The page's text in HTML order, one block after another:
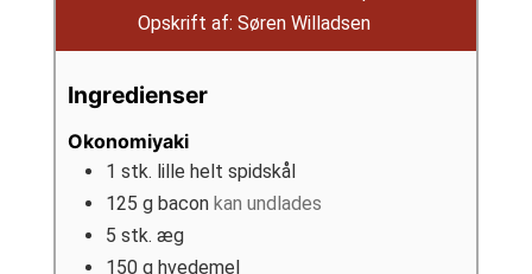
Opskrift af:Søren Willadsen
Ingredienser
Okonomiyaki
1 stk. lille helt spidskål
125 g bacon kan undlades
5 stk. æg
150 g hvedemel